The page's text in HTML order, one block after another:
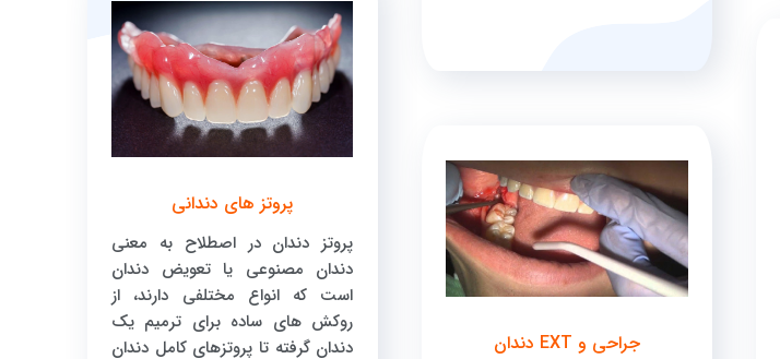
جراحی و EXT دندان
پروتز های دندانی
پروتز دندان در اصطلاح به معنی
دندان مصنوعی یا تعویض دندان
است که انواع مختلفی دارند، از
روکش های ساده برای ترمیم یک
دندان گرفته تا پروتزهای کامل دندان